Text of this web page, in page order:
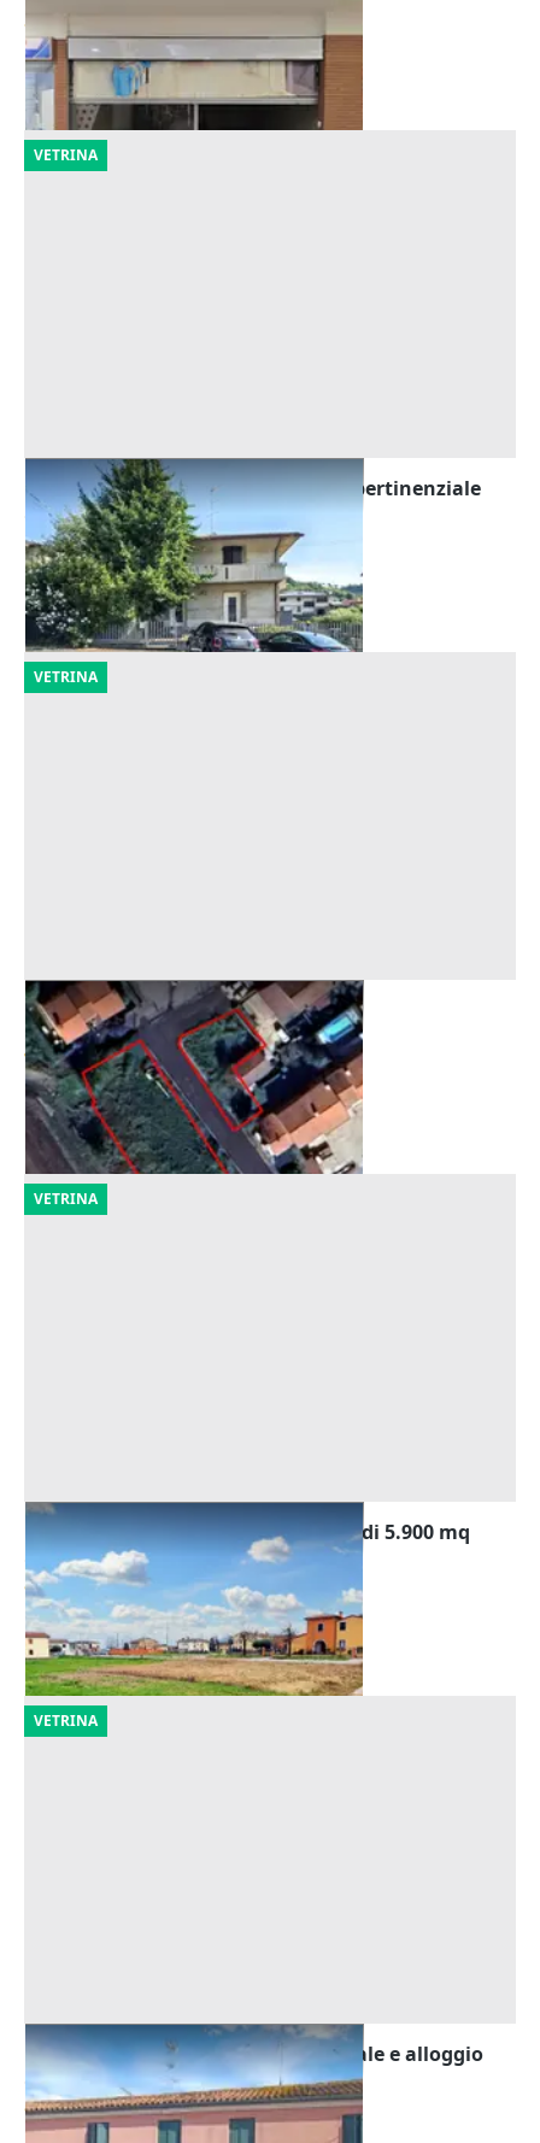
Giacciano con Baruchella (Rovigo)
23.203 €
10/09/2026
VETRINA
Asta Casa indipendente con corte pertinenziale
Barbarano Mossano (Vicenza)
Offerta minima
180.000 €
22/10/2026
VETRINA
Asta Terreni edificabili residenziali
Casaleone (Verona)
Offerta minima
7.100 €
30/09/2026
VETRINA
Asta Terreni edificabili residenziali di 5.900 mq
Castegnero (Vicenza)
Offerta minima
85.000 €
16/11/2026
VETRINA
Asta Quota 1/6 di locale commerciale e alloggio
Offerta minima
8.205 €